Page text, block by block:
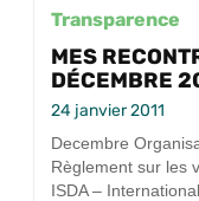
Transparence
MES
DÉCEMBRE
24 janvier 2011
Decembre
Règlement sur les
ISDA –